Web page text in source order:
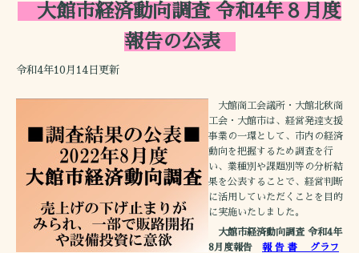
大館市経済動向調査 令和4年８月度
報告の公表
令和4年10月14日更新
大館商工会議所・大館北秋商
工会・大館市は、経営発達支援
事業の一環として、市内の経済
動向を把握するため調査を行
い、業種別や課題別等の分析結
果を公表することで、経営判断
に活用していただくことを目的
に実施いたしました。
大館市経済動向調査 令和4年
8月度報告
報 告 書
グラフ